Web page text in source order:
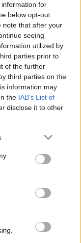
for
below opt-out
note that after your
seeing
utilized by
parties prior to
of the further
third parties on the
information may
the IAB’s List of
disclose it to other
or more Google
You may click to
party tags to
in below Google